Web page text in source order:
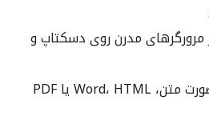
مرورگرهای مدرن روی دسکتاپ و
خروجی به صورت متن، Word، HTML یا PDF